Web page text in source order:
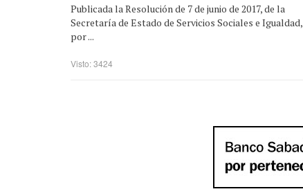
Publicada la Resolución de 7 de junio de 2017, de la
Secretaría de Estado de Servicios Sociales e Igualdad,
por ...
Visto: 3424